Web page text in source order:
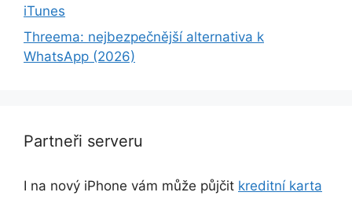
iTunes
Threema: nejbezpečnější alternativa k
WhatsApp (2026)
Partneři serveru
I na nový iPhone vám může půjčit kreditní karta